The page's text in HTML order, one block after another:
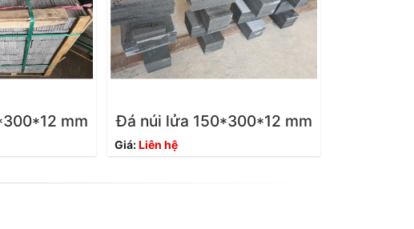
mm Đá núi lửa 150*300*12 mm
Giá:Liên hệ